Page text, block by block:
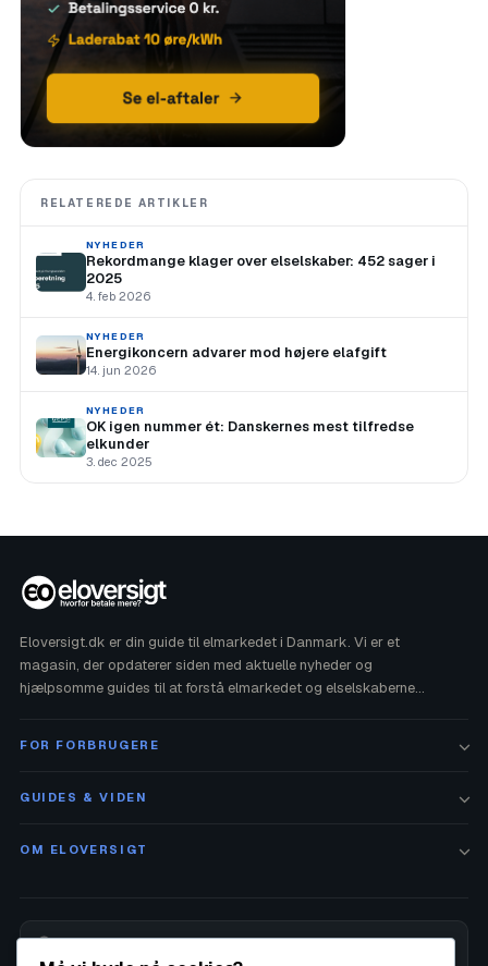
RELATEREDE ARTIKLER
NYHEDER
Rekordmange klager over elselskaber: 452 sager i
2025
4. feb 2026
NYHEDER
Energikoncern advarer mod højere elafgift
14. jun 2026
NYHEDER
OK igen nummer ét: Danskernes mest tilfredse
elkunder
3. dec 2025
Eloversigt.dk er din guide til elmarkedet i Danmark. Vi er et
magasin, der opdaterer siden med aktuelle nyheder og
hjælpsomme guides til at forstå elmarkedet og elselskaberne
FOR FORBRUGERE
GUIDES & VIDEN
OM ELOVERSIGT
Alle priser på siden opdateres månedligt af Eloversigt.dk ud fra en